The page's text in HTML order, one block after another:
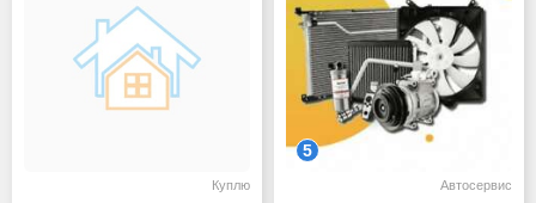
Куплю
5
Автосервис